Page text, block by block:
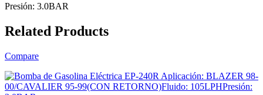
Presión: 3.0BAR
Related Products
Compare